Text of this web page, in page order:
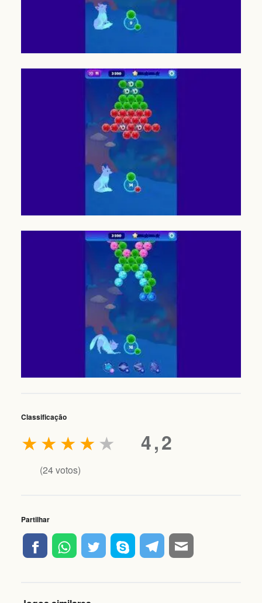
Classificação
4,2
★
★
★
★
★
(24votos)
Partilhar